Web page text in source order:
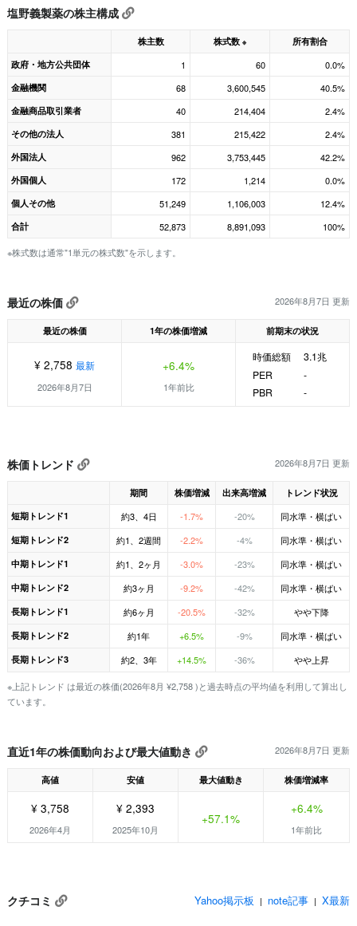
塩野義製薬の株主構成
株主数 株式数 ※
所有割合
政府・地方公共団体
1 60 0.0%
金融機関 68 3,600,545 40.5%
金融商品取引業者 40 214,404 2.4%
その他の法人 381 215,422 2.4%
外国法人 962 3,753,445 42.2%
外国個人 172 1,214 0.0%
個人その他 51,249 1,106,003 12.4%
合計 52,873 8,891,093
100%
※株式数は通常"1単元の株式数"を示します。
最近の株価 2026年8月7日 更新
最近の株価 1年の株価増減 前期末の状況
¥ 2,758 最新
2026年8月7日
+6.4%
1年前比
時価総額
3.1兆
PER
-
PBR
-
株価トレンド 2026年8月7日 更新
期間 株価増減 出来高増減
トレンド状況
短期トレンド1
約3、4日 -1.7% -20% 同水準・横ばい
短期トレンド2 約1、2週間 -2.2% -4% 同水準・横ばい
中期トレンド1 約1、2ヶ月 -3.0% -23% 同水準・横ばい
中期トレンド2 約3ヶ月 -9.2% -42% 同水準・横ばい
長期トレンド1 約6ヶ月 -20.5% -32% やや下降
長期トレンド2 約1年 +6.5% -9% 同水準・横ばい
長期トレンド3 約2、3年 +14.5% -36% やや上昇
※上記トレンド は最近の株価(2026年8月 ¥2,758 )と過去時点の平均値を利用して算出し
ています。
直近1年の株価動向および最大値動き 2026年8月7日 更新
高値 安値 最大値動き 株価増減率
¥ 3,758
2026年4月
¥ 2,393
2025年10月
+57.1%
+6.4%
1年前比
クチコミ Yahoo掲示板 | note記事 | X最新